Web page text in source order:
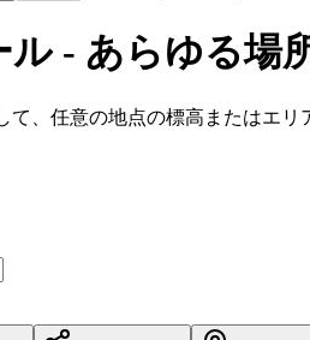
ル - あらゆる場
て、任意の地点の標高またはエ